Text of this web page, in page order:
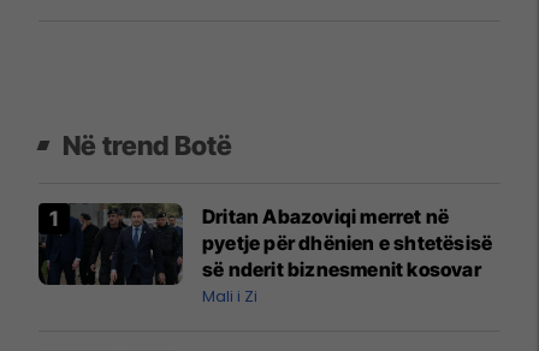
Në trend Botë
Dritan Abazoviqi merret në
pyetje për dhënien e shtetësisë
së nderit biznesmenit kosovar
Mali i Zi